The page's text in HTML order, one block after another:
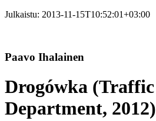
Julkaistu: 2013-11-15T10:52:01+03:00
Paavo Ihalainen
Drogówka (Traffic
Department, 2012)